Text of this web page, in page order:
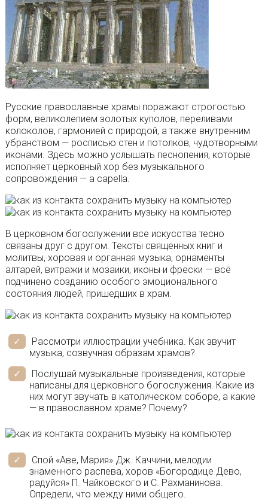
Русские православные храмы поражают строгостью
форм, великолепием золотых куполов, переливами
колоколов, гармонией с природой, а также внутренним
убранством — росписью стен и потолков, чудотворными
иконами. Здесь можно услышать песнопения, которые
исполняет церковный хор без музыкального
сопровождения — a capella.
В церковном богослужении все искусства тесно
связаны друг с другом. Тексты священных книг и
молитвы, хоровая и органная музыка, орнаменты
алтарей, витражи и мозаики, иконы и фрески — всё
подчинено созданию особого эмоционального
состояния людей, пришедших в храм.
Рассмотри иллюстрации учебника. Как звучит
музыка, созвучная образам храмов?
Послушай музыкальные произведения, которые
написаны для церковного богослужения. Какие из
них могут звучать в католическом соборе, а какие
— в православном храме? Почему?
Спой «Аве, Мария» Дж. Каччини, мелодии
знаменного распева, хоров «Богородице Дево,
радуйся» П. Чайковского и С. Рахманинова.
Определи, что между ними общего.